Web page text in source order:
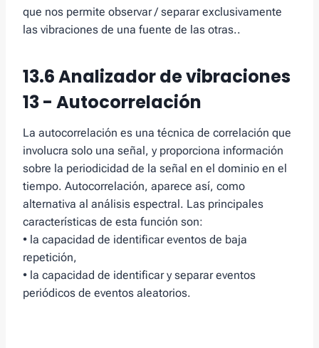
que nos permite observar / separar exclusivamente
las vibraciones de una fuente de las otras..
13.6 Analizador de vibraciones
13 - Autocorrelación
La autocorrelación es una técnica de correlación que
involucra solo una señal, y proporciona información
sobre la periodicidad de la señal en el dominio en el
tiempo. Autocorrelación, aparece así, como
alternativa al análisis espectral. Las principales
características de esta función son:
• la capacidad de identificar eventos de baja
repetición,
• la capacidad de identificar y separar eventos
periódicos de eventos aleatorios.